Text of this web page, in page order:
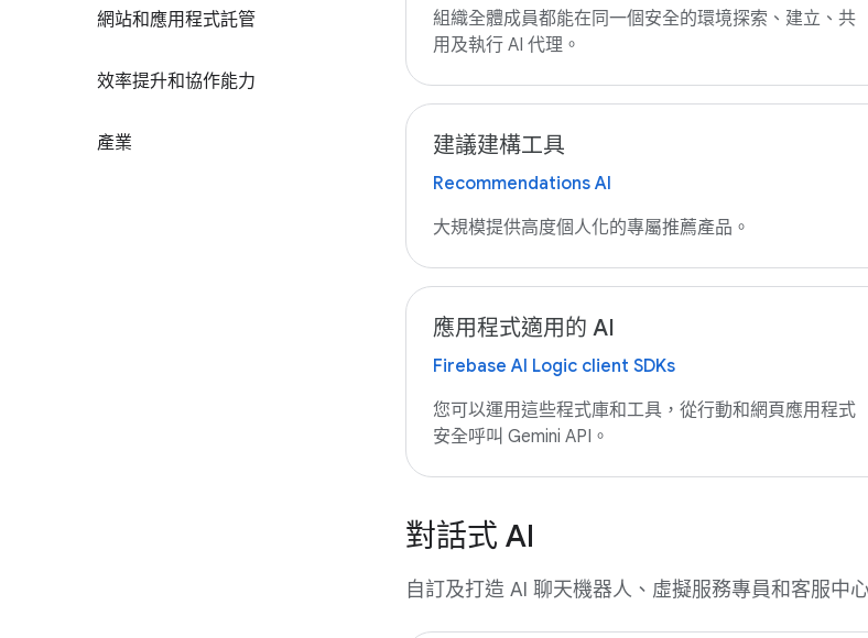
網站和應用程式託管
效率提升和協作能力
產業
組織全體成員都能在同一個安全的環境探索、建立、共
用及執行 AI 代理。
建議建構工具
Recommendations AI
大規模提供高度個人化的專屬推薦產品。
應用程式適用的 AI
Firebase AI Logic client SDKs
您可以運用這些程式庫和工具，從行動和網頁應用程式
安全呼叫 Gemini API。
對話式 AI
自訂及打造 AI 聊天機器人、虛擬服務專員和客服中